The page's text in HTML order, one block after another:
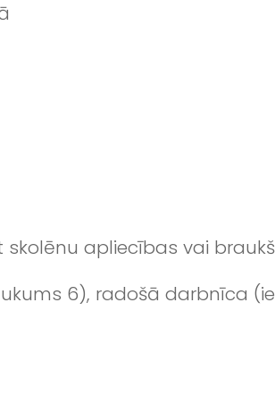
apliecības vai
6), radošā darbnīca